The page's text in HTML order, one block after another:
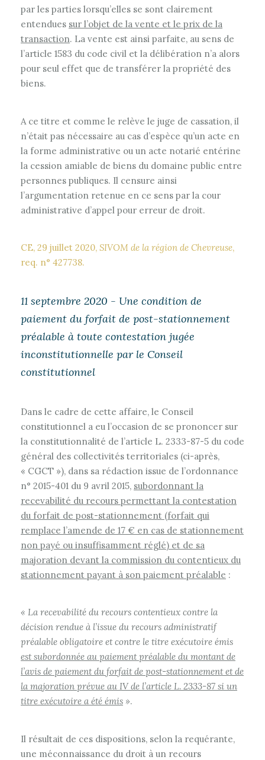
par les parties lorsqu’elles se sont clairement
entendues sur l’objet de la vente et le prix de la
transaction. La vente est ainsi parfaite, au sens de
l’article 1583 du code civil et la délibération n’a alors
pour seul effet que de transférer la propriété des
biens.
A ce titre et comme le relève le juge de cassation, il
n’était pas nécessaire au cas d’espèce qu’un acte en
la forme administrative ou un acte notarié entérine
la cession amiable de biens du domaine public entre
personnes publiques. Il censure ainsi
l’argumentation retenue en ce sens par la cour
administrative d’appel pour erreur de droit.
CE, 29 juillet 2020, SIVOM de la région de Chevreuse,
req. n° 427738.
11 septembre 2020 - Une condition de
paiement du forfait de post-stationnement
préalable à toute contestation jugée
inconstitutionnelle par le Conseil
constitutionnel
Dans le cadre de cette affaire, le Conseil
constitutionnel a eu l’occasion de se prononcer sur
la constitutionnalité de l’article L. 2333-87-5 du code
général des collectivités territoriales (ci-après,
« CGCT »), dans sa rédaction issue de l’ordonnance
n° 2015-401 du 9 avril 2015, subordonnant la
recevabilité du recours permettant la contestation
du forfait de post-stationnement (forfait qui
remplace l’amende de 17 € en cas de stationnement
non payé ou insuffisamment réglé) et de sa
majoration devant la commission du contentieux du
stationnement payant à son paiement préalable :
« La recevabilité du recours contentieux contre la
décision rendue à l’issue du recours administratif
préalable obligatoire et contre le titre exécutoire émis
est subordonnée au paiement préalable du montant de
l’avis de paiement du forfait de post-stationnement et de
la majoration prévue au IV de l’article L. 2333-87 si un
titre exécutoire a été émis ».
Il résultait de ces dispositions, selon la requérante,
une méconnaissance du droit à un recours